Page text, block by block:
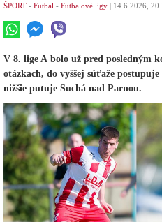
ŠPORT - Futbal - Futbalové ligy | 14.6.2026,
V 8. lige A bolo už pred posledným
otázkach, do vyššej súťaže
nižšie putuje Suchá nad Parnou.